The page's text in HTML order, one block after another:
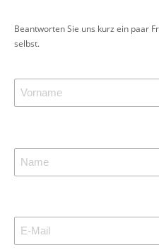
Beantworten Sie uns kurz ein paar
selbst.